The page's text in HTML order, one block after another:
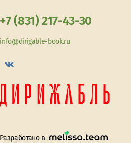
+7 (831) 217-43-30
info@dirigable-book.ru
Разработано в